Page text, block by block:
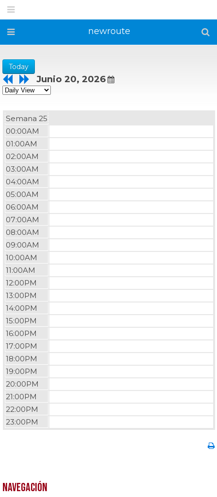
newroute
Today
Junio 20, 2026
Semana 25
00:00AM
01:00AM
02:00AM
03:00AM
04:00AM
05:00AM
06:00AM
07:00AM
08:00AM
09:00AM
10:00AM
11:00AM
12:00PM
13:00PM
14:00PM
15:00PM
16:00PM
17:00PM
18:00PM
19:00PM
20:00PM
21:00PM
22:00PM
23:00PM
Navegación